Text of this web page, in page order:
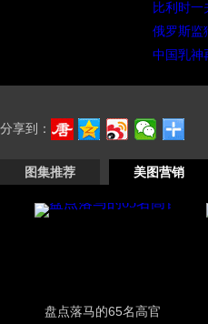
比利时
俄罗斯监
中国乳神
分享到：
图集推荐 美图营销
盘点落马的65名高官